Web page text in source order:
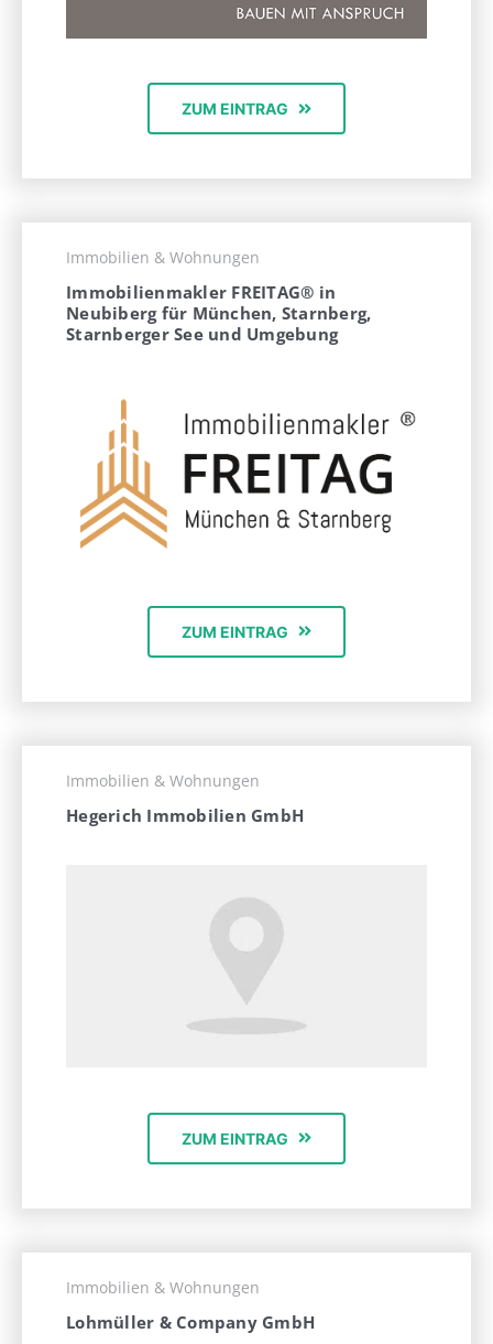
ZUM EINTRAG
Immobilien & Wohnungen
Immobilienmakler FREITAG® in
Neubiberg für München, Starnberg,
Starnberger See und Umgebung
ZUM EINTRAG
Immobilien & Wohnungen
Hegerich Immobilien GmbH
ZUM EINTRAG
Immobilien & Wohnungen
Lohmüller & Company GmbH